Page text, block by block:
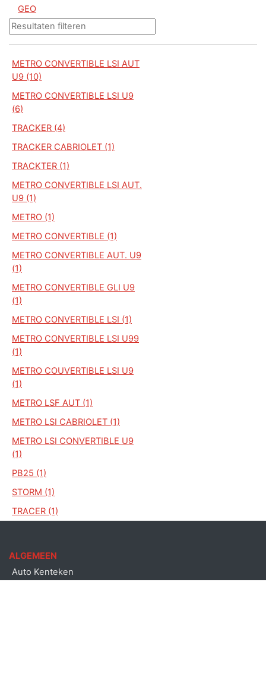
GEO
METRO CONVERTIBLE LSI AUT
U9 (10)
METRO CONVERTIBLE LSI U9
(6)
TRACKER (4)
TRACKER CABRIOLET (1)
TRACKTER (1)
METRO CONVERTIBLE LSI AUT.
U9 (1)
METRO (1)
METRO CONVERTIBLE (1)
METRO CONVERTIBLE AUT. U9
(1)
METRO CONVERTIBLE GLI U9
(1)
METRO CONVERTIBLE LSI (1)
METRO CONVERTIBLE LSI U99
(1)
METRO COUVERTIBLE LSI U9
(1)
METRO LSF AUT (1)
METRO LSI CABRIOLET (1)
METRO LSI CONVERTIBLE U9
(1)
PB25 (1)
STORM (1)
TRACER (1)
ALGEMEEN
Auto Kenteken